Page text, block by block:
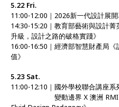
5.22 Fri.
11:00-12:00｜2026新一代設計展
14:30-15:20｜教育部藝術與設計
升級，設計之路的破格實踐》
16:00-16:50｜經濟部智慧財產局
值》
5.23 Sat.
11:00-12:10｜國外學校聯合講座系
11:00-12:10｜變動邊界 X 澳洲